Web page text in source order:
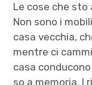
Le cose che sto
Non sono i
casa vecchia,
mentre ci
casa
so a memoria. I